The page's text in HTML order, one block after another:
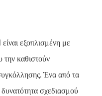
εξοπλισμένη με
την καθιστούν
Ένα από τα
δυνατότητα σχεδιασμού